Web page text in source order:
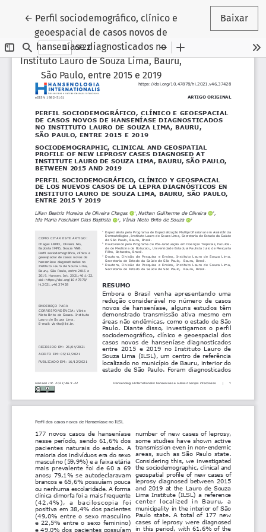
← Voltar aos Detalhes do Artigo
Perfil sociodemográfico, clínico e
geoespacial de casos novos de
hanseníase diagnosticados no
Instituto Lauro de Souza Lima, Bauru,
São Paulo, entre 2015 e 2019
Baixar